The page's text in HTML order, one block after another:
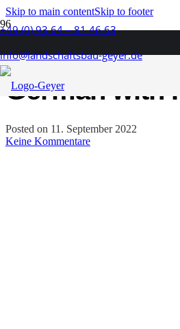
Skip to main contentSkip to footer
+49 (0) 93 64 – 81 46 63
info@landschaftsbau-geyer.de
WordPress
German with
Posted on 11. September 2022
Keine Kommentare